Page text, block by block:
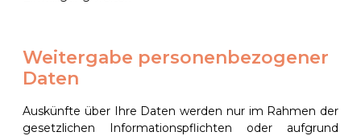
Weitergabe personenbezogener
Daten
Auskünfte über Ihre Daten werden nur im Rahmen der
gesetzlichen Informationspflichten oder aufgrund